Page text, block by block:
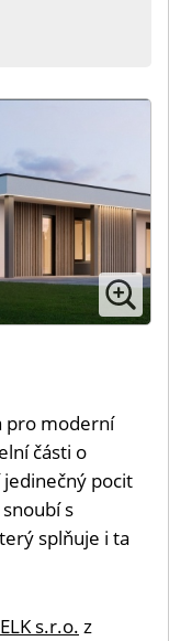
pro moderní
části o
pocit
s
splňuje i ta
s.r.o. z